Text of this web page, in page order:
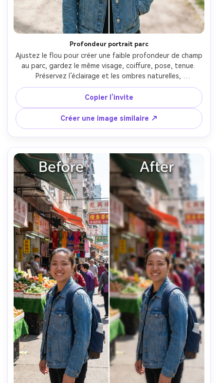
Profondeur portrait parc
Ajustez le flou pour créer une faible profondeur de champ
au parc, gardez le même visage, coiffure, pose, tenue.
Préservez l’éclairage et les ombres naturelles,
sauvegardez les couleurs du fond pour un vert réaliste.
Flou doux avec dégradé derrière le sujet, direction des
ombres préservée --ar 4:5
Copier l’invite
Créer une image similaire ↗
Créez des images IA
à l’infini. 100 %
gratuit!
Créer Gratuitement →